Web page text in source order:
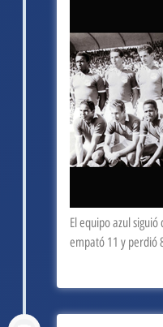
El equipo azul
empató 11 y perdió